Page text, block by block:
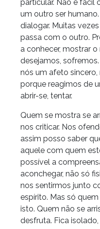
particular. Não é fácil
um outro ser
dialogar. Muitas
passa com o outro.
a conhecer, mostrar
desejamos,
nós um afeto
porque reagimos de
abrir-se, tentar.
Quem se mostra se
nos criticar. Nos
assim posso saber
aquele com quem
possível a
aconchegar, não só
nos sentirmos junto
espírito. Mas só
isto. Quem não se
desfruta. Fica